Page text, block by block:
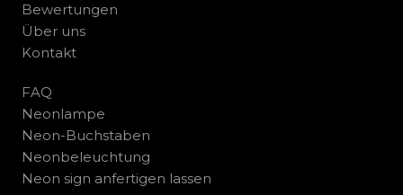
Bewertungen
Über uns
Kontakt
FAQ
Neonlampe
Neon-Buchstaben
Neonbeleuchtung
Neon sign anfertigen lassen